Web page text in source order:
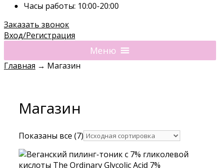
Часы работы: 10:00-20:00
Заказать звонок
Вход/Регистрация
Меню
Главная → Магазин
Магазин
Показаны все (7)